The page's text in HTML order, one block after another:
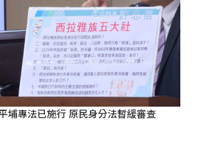
埔專法已施行 原民身分法暫緩審查